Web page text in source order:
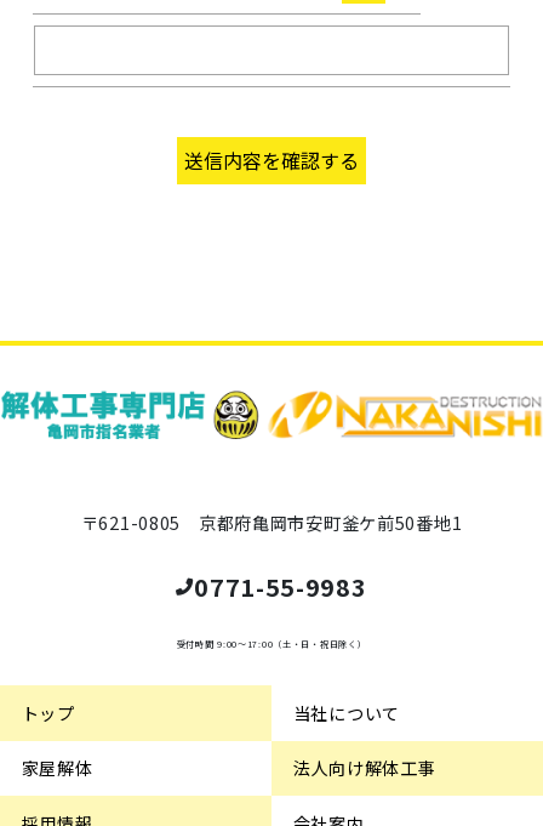
〒621-0805 京都府亀岡市安町釜ケ前50番地1
0771-55-9983
受付時間 9:00～17:00（土・日・祝日除く）
トップ 当社について
家屋解体 法人向け解体工事